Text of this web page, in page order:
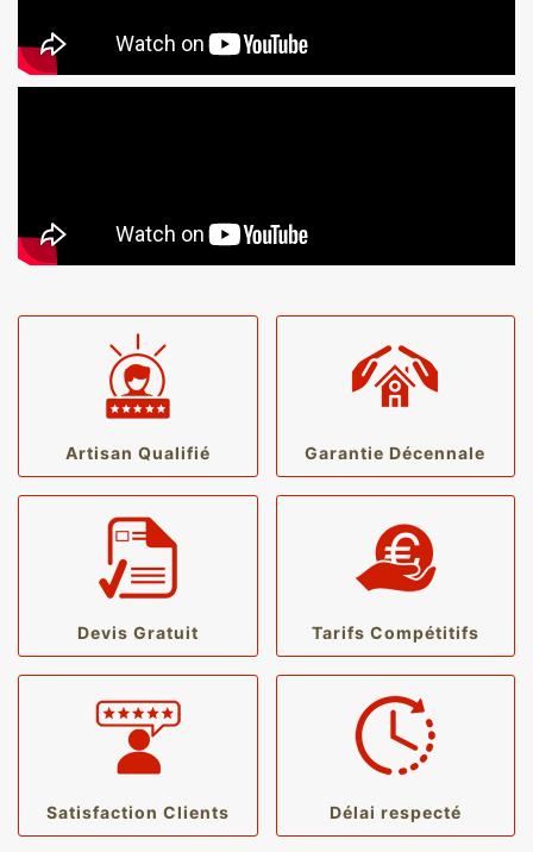
Artisan Qualifié Garantie Décennale
Devis Gratuit Tarifs Compétitifs
Satisfaction Clients Délai respecté